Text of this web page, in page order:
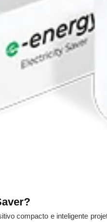
compacto e inteligente